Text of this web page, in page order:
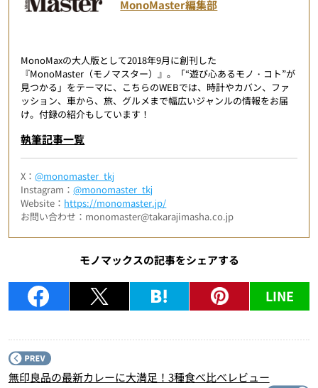
MonoMaster編集部
MonoMaxの大人版として2018年9月に創刊した
『MonoMaster（モノマスター）』。「“遊び心あるモノ・コト”が
見つかる」をテーマに、こちらのWEBでは、時計やカバン、ファ
ッション、車から、旅、グルメまで幅広いジャンルの情報をお届
け。付録の紹介もしています！
執筆記事一覧
X：@monomaster_tkj
Instagram：@monomaster_tkj
Website： https://monomaster.jp/
お問い合わせ：monomaster@takarajimasha.co.jp
モノマックスの記事をシェアする
LINE
無印良品の最新カレーに大満足！3種食べ比べレビュー